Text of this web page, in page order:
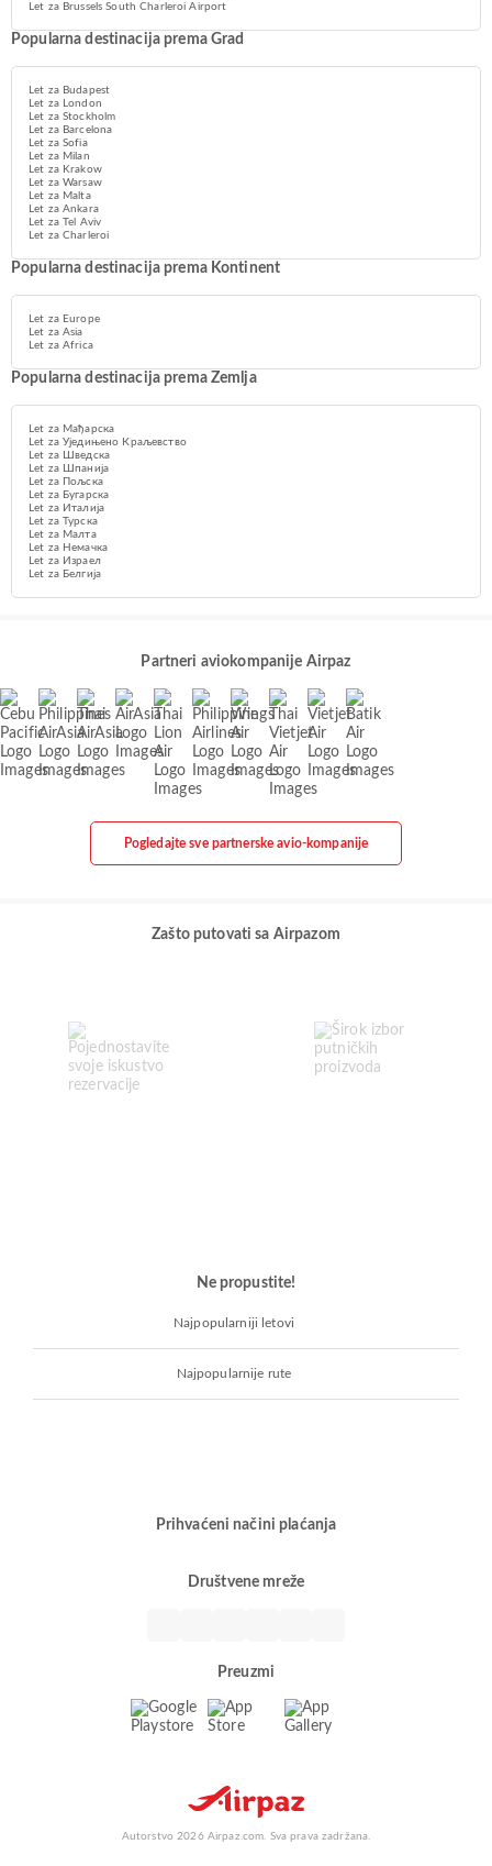
Let za Brussels South Charleroi Airport
Popularna destinacija prema Grad
Let za Budapest
Let za London
Let za Stockholm
Let za Barcelona
Let za Sofia
Let za Milan
Let za Krakow
Let za Warsaw
Let za Malta
Let za Ankara
Let za Tel Aviv
Let za Charleroi
Popularna destinacija prema Kontinent
Let za Europe
Let za Asia
Let za Africa
Popularna destinacija prema Zemlja
Let za Мађарска
Let za Уједињено Краљевство
Let za Шведска
Let za Шпанија
Let za Пољска
Let za Бугарска
Let za Италија
Let za Турска
Let za Малта
Let za Немачка
Let za Израел
Let za Белгија
Partneri aviokompanije Airpaz
Pogledajte sve partnerske avio-kompanije
Zašto putovati sa Airpazom
Ne propustite!
Najpopularniji letovi
Najpopularnije rute
Prihvaćeni načini plaćanja
Društvene mreže
Preuzmi
Autorstvo 2026 Airpaz.com. Sva prava zadržana.